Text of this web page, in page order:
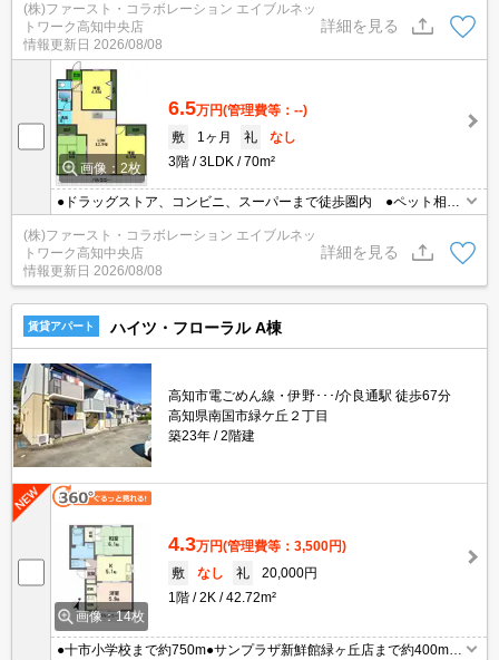
(株)ファースト・コラボレーション エイブルネッ
トワーク高知中央店
情報更新日 2026/08/08
詳細を見る
画像：2枚
6.5万円(管理費等：--)
敷
1ヶ月 礼
なし
3階
3LDK 70m²
●ドラッグストア、コンビニ、スーパーまで徒歩圏内 ●ペット相談
可♪ ●エアコンあり
(株)ファースト・コラボレーション エイブルネッ
トワーク高知中央店
情報更新日 2026/08/08
詳細を見る
賃貸アパート ハイツ・フローラル A棟
高知市電ごめん線・伊野･･･/介良通駅 徒歩67分
高知県南国市緑ケ丘２丁目
築23年
2階建
画像：14枚
4.3万円(管理費等：3,500円)
敷
なし 礼
20,000円
1階
2K 42.72m²
●十市小学校まで約750m●サンプラザ新鮮館緑ヶ丘店まで約400m●